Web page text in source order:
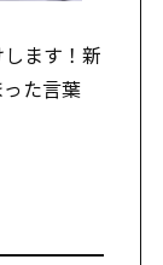
ます！新
た言葉